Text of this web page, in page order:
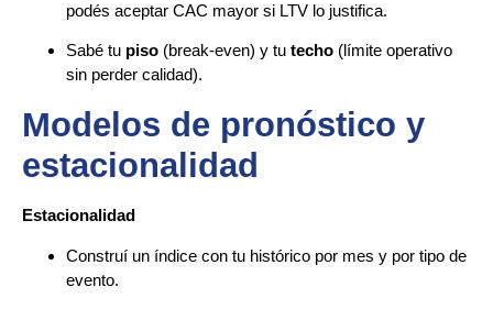
podés aceptar CAC mayor si LTV lo justifica.
Sabé tu piso (break-even) y tu techo (límite operativo
sin perder calidad).
Modelos de pronóstico y
estacionalidad
Estacionalidad
Construí un índice con tu histórico por mes y por tipo de
evento.